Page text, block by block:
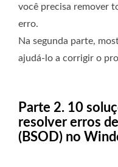
você precisa remover
erro.
Na segunda parte,
ajudá-lo a corrigir o
Parte 2. 10
resolver erros
(BSOD) no